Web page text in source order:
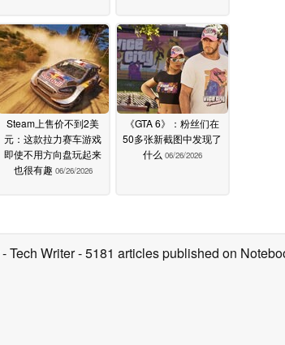
Steam上售价不到2美
元：这款拉力赛车游戏
即使不用方向盘玩起来
也很有趣 06/26/2026
《GTA 6》：粉丝们在
50多张新截图中发现了
什么 06/26/2026
- Tech Writer- 5181 articles published on